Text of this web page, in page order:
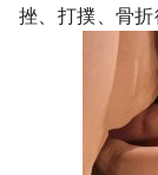
挫、打撲、骨